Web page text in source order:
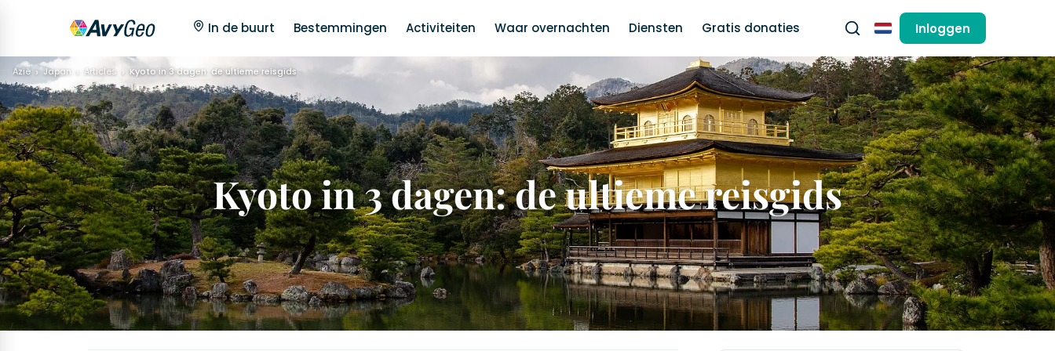
In de buurt Bestemmingen Activiteiten Waar overnachten Diensten Gratis donaties NederlandsInloggen
Azië Japan Articles Kyoto in 3 dagen: de ultieme reisgids
Kyoto in 3 dagen: de ultieme reisgids